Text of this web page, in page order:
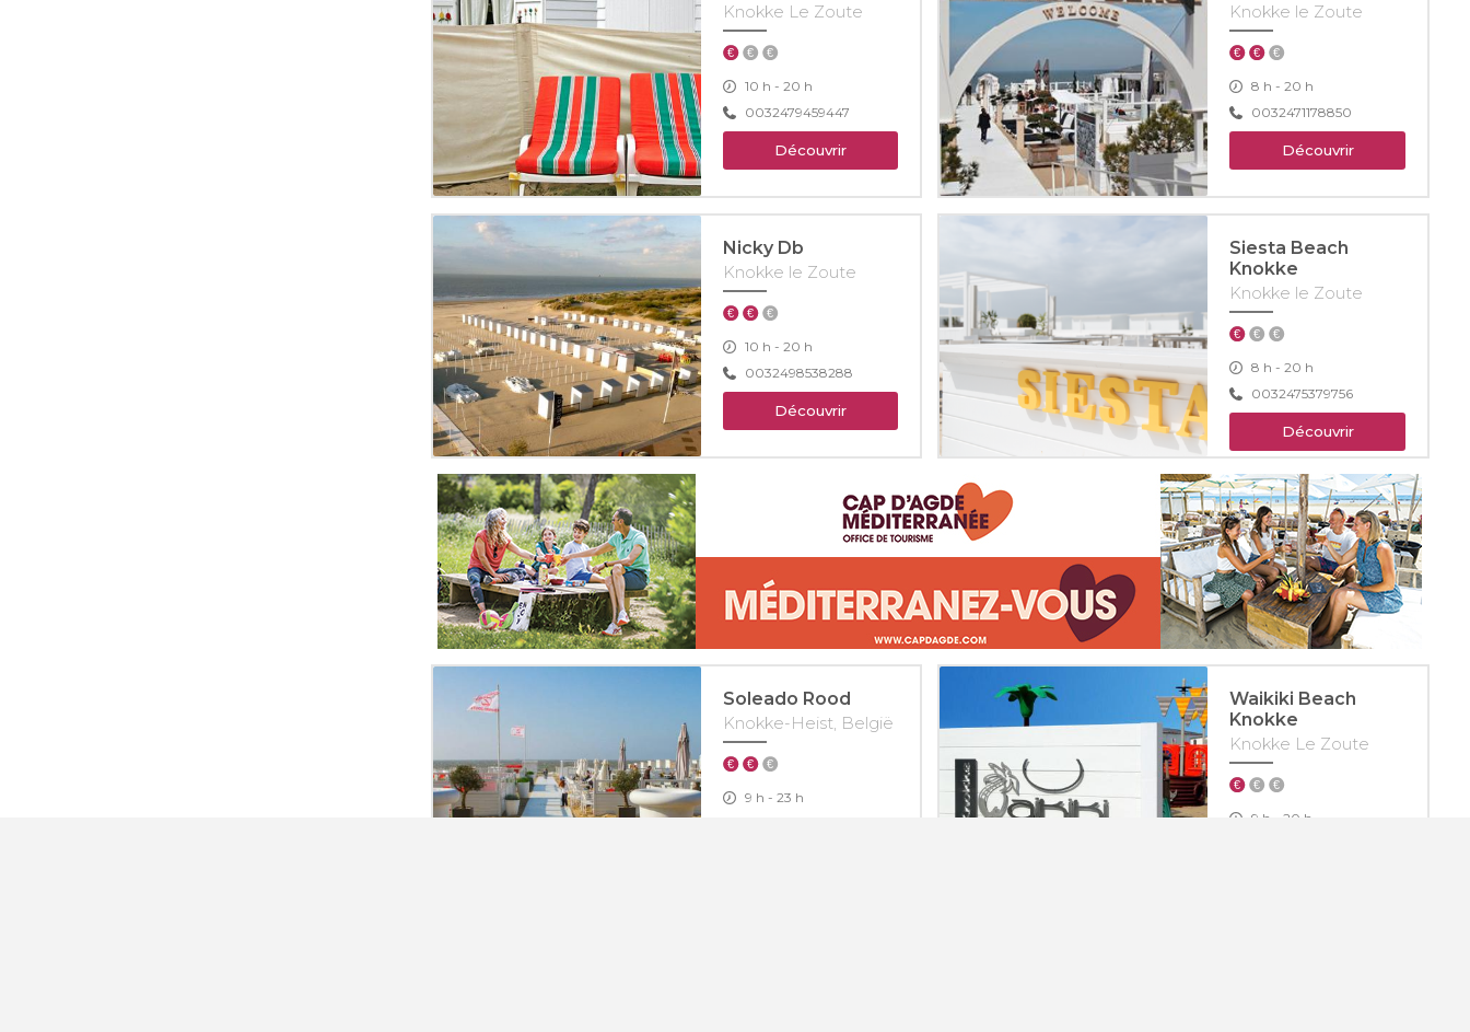
Knokke Le Zoute
10 h - 20 h
0032479459447
Découvrir
Knokke le Zoute
8 h - 20 h
0032471178850
Découvrir
Nicky Db
Knokke le Zoute
10 h - 20 h
0032498538288
Découvrir
Siesta Beach
Knokke
Knokke le Zoute
8 h - 20 h
0032475379756
Découvrir
Soleado Rood
Knokke-Heist, België
9 h - 23 h
Waikiki Beach
Knokke
Knokke Le Zoute
9 h - 20 h